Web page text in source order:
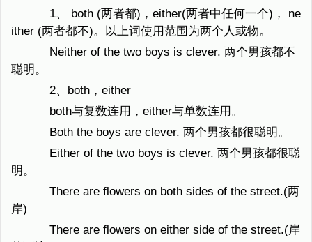
1、 both (两者都)，either(两者中任何一个)， ne
ither (两者都不)。以上词使用范围为两个人或物。
Neither of the two boys is clever. 两个男孩都不
聪明。
2、both，either
both与复数连用，either与单数连用。
Both the boys are clever. 两个男孩都很聪明。
Either of the two boys is clever. 两个男孩都很聪
明。
There are flowers on both sides of the street.(两
岸)
There are flowers on either side of the street.(岸